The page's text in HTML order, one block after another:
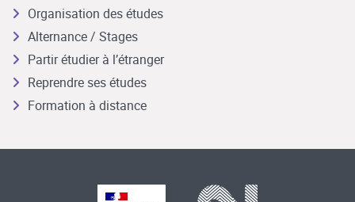
Organisation des études
Alternance / Stages
Partir étudier à l’étranger
Reprendre ses études
Formation à distance